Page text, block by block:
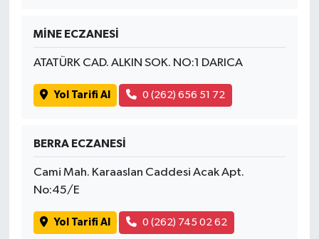
MİNE ECZANESİ
ATATÜRK CAD. ALKIN SOK. NO:1 DARICA
Yol Tarifi Al 0 (262) 656 51 72
BERRA ECZANESİ
Cami Mah. Karaaslan Caddesi Acak Apt.
No:45/E
Yol Tarifi Al 0 (262) 745 02 62